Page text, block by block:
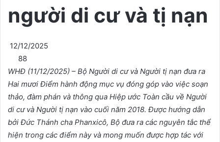
người di cư và tị nạn
12/12/2025
88
WHĐ (11/12/2025) – Bộ Người di cư và Người tị nạn đưa ra
Hai mươi Điểm hành động mục vụ đóng góp vào việc soạn
thảo, đàm phán và thông qua Hiệp ước Toàn cầu về Người
di cư và Người tị nạn vào cuối năm 2018. Được hướng dẫn
bởi Đức Thánh cha Phanxicô, Bộ đưa ra các nguyên tắc thể
hiện trong các điểm này và mong muốn được hợp tác với